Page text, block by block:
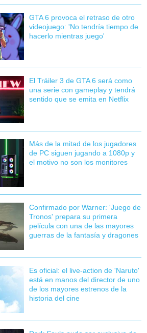
GTA 6 provoca el retraso de otro
videojuego: 'No tendría tiempo de
hacerlo mientras juego'
El Tráiler 3 de GTA 6 será como
una serie con gameplay y tendrá
sentido que se emita en Netflix
Más de la mitad de los jugadores
de PC siguen jugando a 1080p y
el motivo no son los monitores
Confirmado por Warner: 'Juego de
Tronos' prepara su primera
película con una de las mayores
guerras de la fantasía y dragones
Es oficial: el live-action de 'Naruto'
está en manos del director de uno
de los mayores estrenos de la
historia del cine